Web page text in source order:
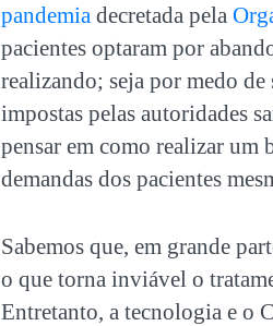
pandemia decretada pela
pacientes optaram por
realizando; seja por medo
impostas pelas autoridades
pensar em como realizar
demandas dos pacientes
Sabemos que, em grande
o que torna inviável o
Entretanto, a tecnologia e o